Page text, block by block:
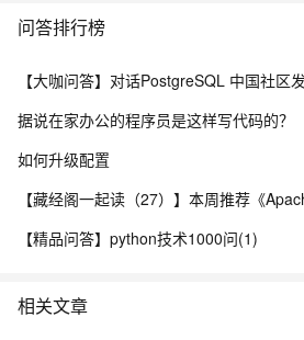
问答排行榜
据说在家办公的程序员是这样写代码的？
如何升级配置
【精品问答】python技术1000问(1)
相关文章